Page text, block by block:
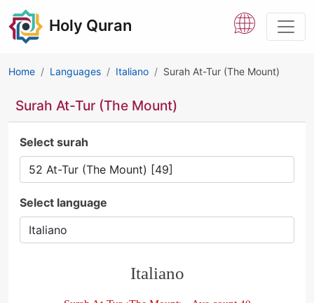
Holy Quran
Home Languages Italiano Surah At-Tur (The Mount)
Surah At-Tur (The Mount)
Select surah
Select language
Italiano